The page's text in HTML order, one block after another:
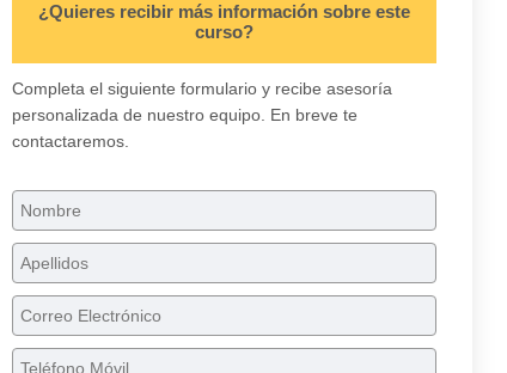
¿Quieres recibir más información sobre este
curso?
Completa el siguiente formulario y recibe asesoría
personalizada de nuestro equipo. En breve te
contactaremos.